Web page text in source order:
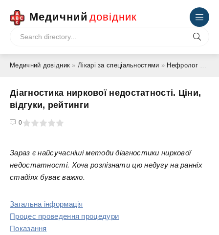
Медичний довідник
Медичний довідник »Лікарі за спеціальностями » Нефролог» Діагностика ниркової недостатності. Ціни, відгуки, рейтинги
Діагностика ниркової недостатності. Ціни,
відгуки, рейтинги
0
5
Зараз є найсучасніші методи діагностики ниркової
недостатності. Хоча розпізнати цю недугу на ранніх
стадіях буває важко.
Загальна інформація
Процес проведення процедури
Показання